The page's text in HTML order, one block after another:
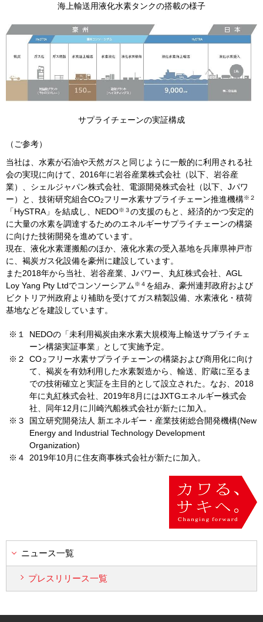
海上輸送用液化水素タンクの搭載の様子
サプライチェーンの実証構成
（ご参考）
当社は、水素が石油や天然ガスと同じように一般的に利用される社
会の実現に向けて、 2016年に岩谷産業株式会社（以下、岩谷産
業）、シェルジャパン株式会社、電源開発株式会社（以下、 Jパワ
ー）と、技術研究組合CO2フリー水素サプライチェーン推進機構※２
「HySTRA 」を結成し、 NEDO※３の支援のもと、経済的かつ安定的
に大量の水素を調達するためのエネルギーサプライチェーンの構築
に向けた技術開発を進めています。
現在、液化水素運搬船のほか、液化水素の受入基地を兵庫県神戸市
に、褐炭ガス化設備を豪州に建設しています。
また2018年から当社、岩谷産業、 Jパワー、丸紅株式会社、 AGL
Loy Yang Pty Ltdでコンソーシアム※４ を組み、豪州連邦政府および
ビクトリア州政府より補助を受けてガス精製設備、水素液化・積荷
基地などを建設しています。
※１
NEDOの「未利用褐炭由来水素大規模海上輸送サプライチェ
ーン構築実証事業」として実施予定。
※２
CO２ フリー水素サプライチェーンの構築および商用化に向け
て、褐炭を有効利用した水素製造から、輸送、貯蔵に至るま
での技術確立と実証を主目的として設立された。なお、 2018
年に丸紅株式会社、 2019年8月にはJXTGエネルギー株式会
社、同年12 月に川崎汽船株式会社が新たに加入。
※３
国立研究開発法人 新エネルギー・産業技術総合開発機構(New
Energy and Industrial Technology Development
Organization)
※４
2019年10月に住友商事株式会社が新たに加入。
ニュース一覧
プレスリリース一覧